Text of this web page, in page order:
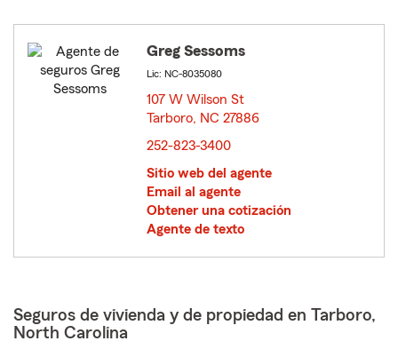
Greg Sessoms
Lic: NC-8035080
107 W Wilson St
Tarboro, NC 27886
252-823-3400
Sitio web del agente
Email al agente
Obtener una cotización
Agente de texto
Seguros de vivienda y de propiedad en Tarboro,
North Carolina